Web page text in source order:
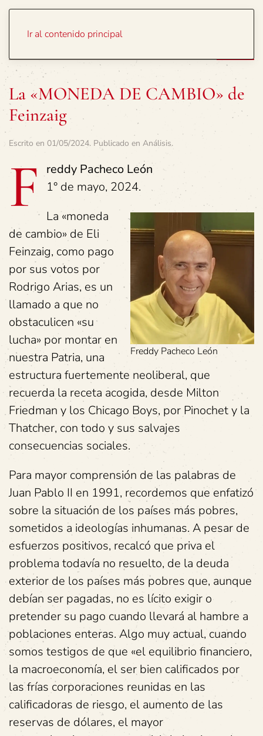
Ir al contenido principal
La «MONEDA DE CAMBIO» de
Feinzaig
Escrito en 01/05/2024. Publicado en Análisis.
F
reddy Pacheco León
1° de mayo, 2024.
Freddy Pacheco León
La «moneda
de cambio» de Eli
Feinzaig, como pago
por sus votos por
Rodrigo Arias, es un
llamado a que no
obstaculicen «su
lucha» por montar en
nuestra Patria, una
estructura fuertemente neoliberal, que
recuerda la receta acogida, desde Milton
Friedman y los Chicago Boys, por Pinochet y la
Thatcher, con todo y sus salvajes
consecuencias sociales.
Para mayor comprensión de las palabras de
Juan Pablo II en 1991, recordemos que enfatizó
sobre la situación de los países más pobres,
sometidos a ideologías inhumanas. A pesar de
esfuerzos positivos, recalcó que priva el
problema todavía no resuelto, de la deuda
exterior de los países más pobres que, aunque
debían ser pagadas, no es lícito exigir o
pretender su pago cuando llevará al hambre a
poblaciones enteras. Algo muy actual, cuando
somos testigos de que «el equilibrio financiero,
la macroeconomía, el ser bien calificados por
las frías corporaciones reunidas en las
calificadoras de riesgo, el aumento de las
reservas de dólares, el mayor